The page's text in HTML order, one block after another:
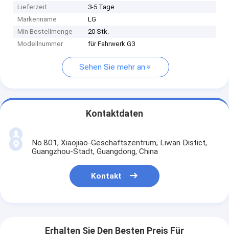
Lieferzeit
3-5 Tage
Markenname
LG
Min Bestellmenge
20 Stk.
Modellnummer
für Fahrwerk G3
Sehen Sie mehr an
Kontaktdaten
No.801, Xiaojiao-Geschäftszentrum, Liwan Distict,
Guangzhou-Stadt, Guangdong, China
Kontakt
Erhalten Sie Den Besten Preis Für